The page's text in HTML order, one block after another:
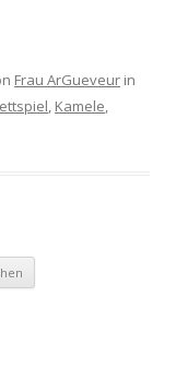
Frau ArGueveur in
Kamele